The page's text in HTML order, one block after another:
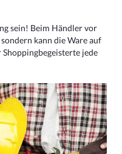
sein! Beim Händler vor
kann die Ware auf
jede